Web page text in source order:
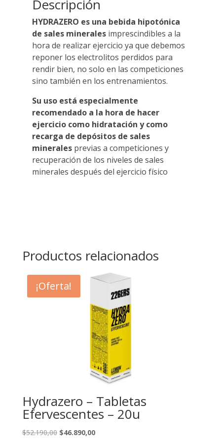
Descripción
HYDRAZERO es una bebida hipotónica
de sales mineralesimprescindibles a la
hora de realizar ejercicio ya que debemos
reponer los electrolitos perdidos para
rendir bien, no solo en las competiciones
sino también en los entrenamientos.
Su uso está especialmente
recomendado a la hora de hacer
ejercicio como hidratación y como
recarga de depósitos de sales
mineralesprevias a competiciones y
recuperación de los niveles de sales
minerales después del ejercicio físico
Productos relacionados
¡Oferta!
Hydrazero – Tabletas
Efervescentes – 20u
$52.190,00 Original
$46.890,00Current